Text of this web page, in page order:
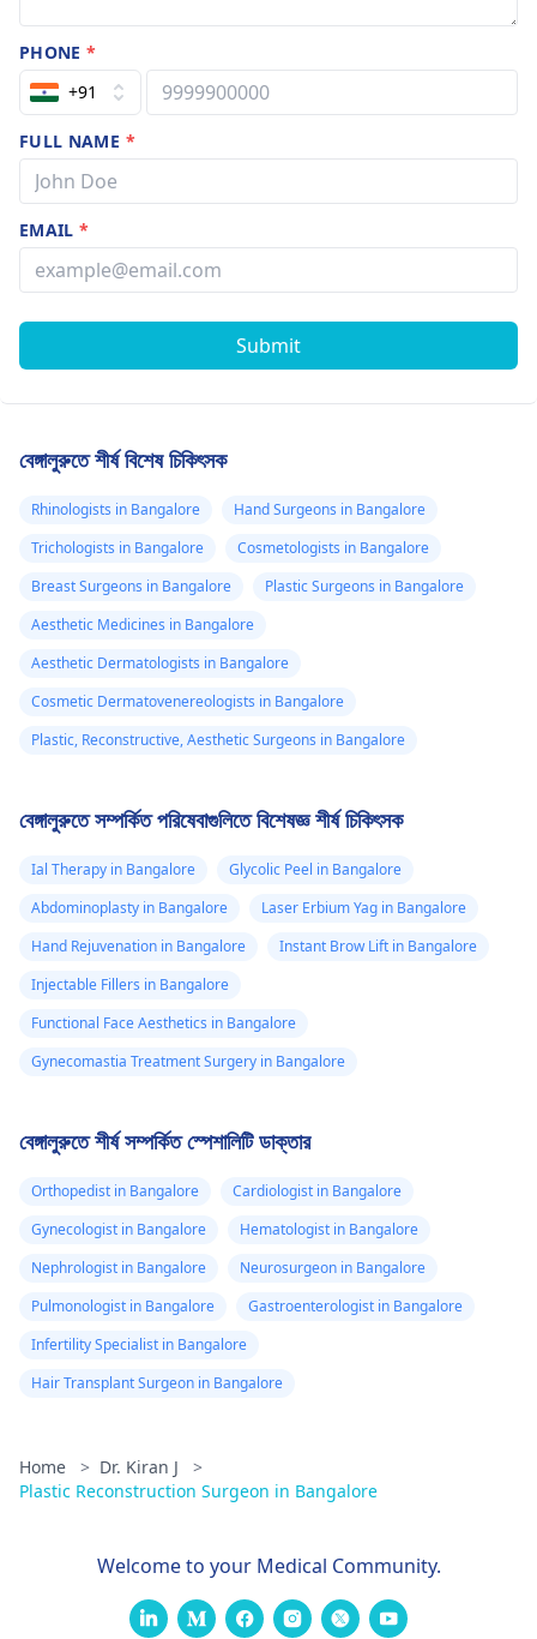
PHONE*
+91
FULL NAME *
EMAIL*
Submit
বেঙ্গালুরুতে শীর্ষ বিশেষ চিকিৎসক
Rhinologists in Bangalore
Hand Surgeons in Bangalore
Trichologists in Bangalore
Cosmetologists in Bangalore
Breast Surgeons in Bangalore
Plastic Surgeons in Bangalore
Aesthetic Medicines in Bangalore
Aesthetic Dermatologists in Bangalore
Cosmetic Dermatovenereologists in Bangalore
Plastic, Reconstructive, Aesthetic Surgeons in Bangalore
বেঙ্গালুরুতে সম্পর্কিত পরিষেবাগুলিতে বিশেষজ্ঞ শীর্ষ চিকিৎসক
Ial Therapy in Bangalore
Glycolic Peel in Bangalore
Abdominoplasty in Bangalore
Laser Erbium Yag in Bangalore
Hand Rejuvenation in Bangalore
Instant Brow Lift in Bangalore
Injectable Fillers in Bangalore
Functional Face Aesthetics in Bangalore
Gynecomastia Treatment Surgery in Bangalore
বেঙ্গালুরুতে শীর্ষ সম্পর্কিত স্পেশালিটি ডাক্তার
Orthopedist in Bangalore
Cardiologist in Bangalore
Gynecologist in Bangalore
Hematologist in Bangalore
Nephrologist in Bangalore
Neurosurgeon in Bangalore
Pulmonologist in Bangalore
Gastroenterologist in Bangalore
Infertility Specialist in Bangalore
Hair Transplant Surgeon in Bangalore
Home > Dr. Kiran J
>
Plastic Reconstruction Surgeon in Bangalore
Welcome to your Medical Community.